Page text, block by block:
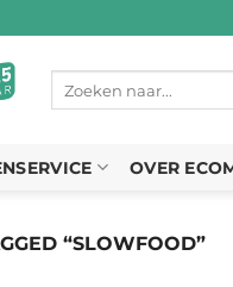
Zoeken
OVER
“SLOWFOOD”